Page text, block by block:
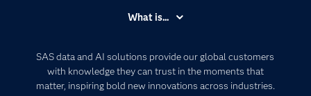
SAS data and AI solutions provide our global customers
with knowledge they can trust in the moments that
matter, inspiring bold new innovations across industries.
Communities
Company
What is...
Artificial Intelligence
Data Management